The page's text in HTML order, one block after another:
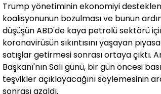
Trump yönetiminin ekonomiyi
koalisyonunun bozulması ve bunun
düşüşün ABD'de kaya petrolü sektörü
koronavirüsün sıkıntısını yaşayan
satışlar getirmesi sonrası ortaya çıktı.
Başkanı'nın Salı günü, bir gün öncesi
teşvikler açıklayacağını söylemesinin
sonrası azaldı.